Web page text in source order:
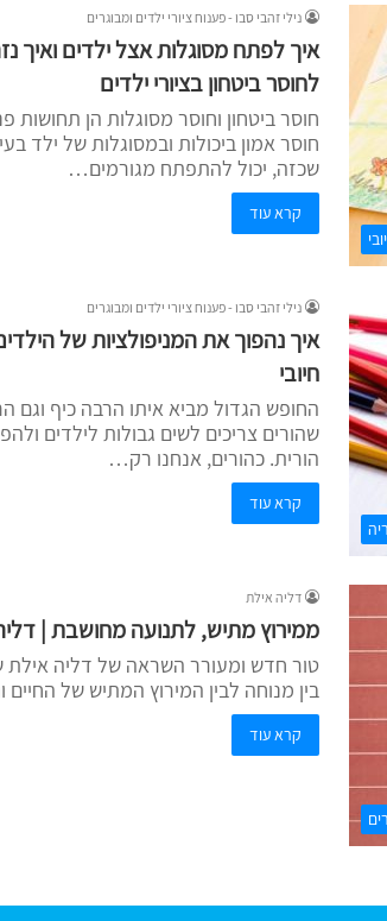
נילי זהבי סבו - פענוח ציורי ילדים ומבוגרים
איך לפתח מסוגלות אצל ילדים ואיך
לחוסר ביטחון בציורי ילדים
חוסר ביטחון וחוסר מסוגלות הן תחושות
חוסר אמון ביכולות ובמסוגלות של ילד
שכזה, יכול להתפתח מגורמים…
קרא עוד
נילי זהבי סבו - פענוח ציורי ילדים ומבוגרים
איך נהפוך את המניפולציות של
חיובי
החופש הגדול מביא איתו הרבה כיף וגם
שהורים צריכים לשים גבולות לילדים
הורית. כהורים, אנחנו רק…
קרא עוד
דליה אילת
ממירוץ מתיש, לתנועה מחושבת |
טור חדש ומעורר השראה של דליה
בין מנוחה לבין המירוץ המתיש של החיים
קרא עוד